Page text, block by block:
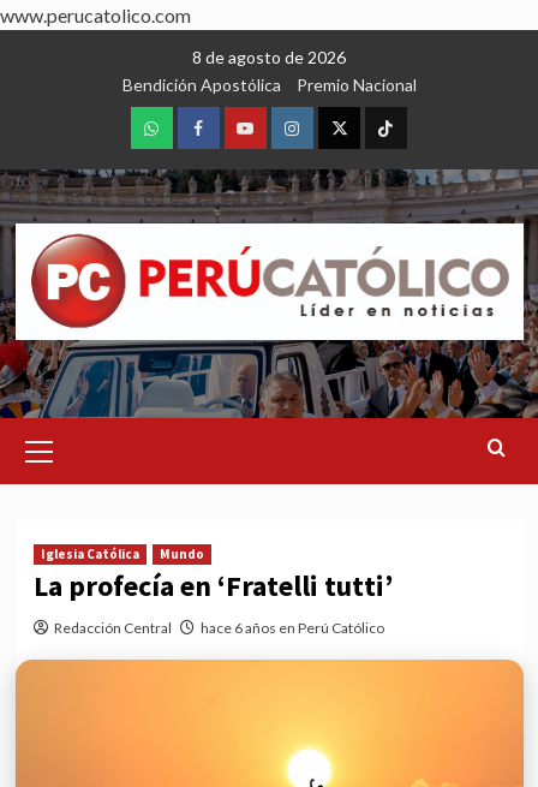
www.perucatolico.com
8 de agosto de 2026
Bendición Apostólica
Premio Nacional
WhatsAppFacebookYoutubeInstagram
X TikTok
Menu
Iglesia Católica Mundo
La profecía en ‘Fratelli tutti’
Redacción Central hace 6 años en Perú Católico